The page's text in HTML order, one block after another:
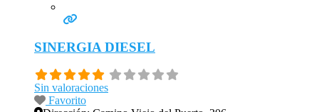
SINERGIA DIESEL
Sin valoraciones
Favorito